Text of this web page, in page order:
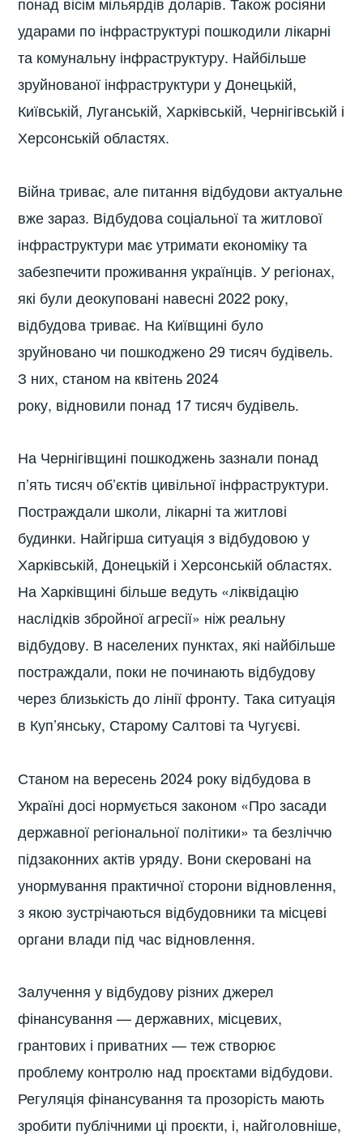
ударами по інфраструктурі пошкодили лікарні
та комунальну інфраструктуру. Найбільше
зруйнованої інфраструктури у Донецькій,
Київській, Луганській, Харківській, Чернігівській і
Херсонській областях.
Війна триває, але питання відбудови актуальне
вже зараз. Відбудова соціальної та житлової
інфраструктури має утримати економіку та
забезпечити проживання українців. У регіонах,
які були деокуповані навесні 2022 року,
відбудова триває. На Київщині було
зруйновано чи пошкоджено 29 тисяч будівель.
З них, станом на квітень 2024
року, відновили понад 17 тисяч будівель.
На Чернігівщині пошкоджень зазнали понад
п’ять тисяч об’єктів цивільної інфраструктури.
Постраждали школи, лікарні та житлові
будинки. Найгірша ситуація з відбудовою у
Харківській, Донецькій і Херсонській областях.
На Харківщині більше ведуть «ліквідацію
наслідків збройної агресії» ніж реальну
відбудову. В населених пунктах, які найбільше
постраждали, поки не починають відбудову
через близькість до лінії фронту. Така ситуація
в Куп’янську, Старому Салтові та Чугуєві.
Станом на вересень 2024 року відбудова в
Україні досі нормується законом «Про засади
державної регіональної політики» та безліччю
підзаконних актів уряду. Вони скеровані на
унормування практичної сторони відновлення,
з якою зустрічаються відбудовники та місцеві
органи влади під час відновлення.
Залучення у відбудову різних джерел
фінансування — державних, місцевих,
грантових і приватних — теж створює
проблему контролю над проєктами відбудови.
Регуляція фінансування та прозорість мають
зробити публічними ці проєкти, і, найголовніше,